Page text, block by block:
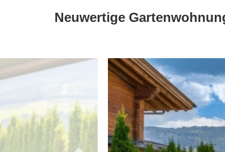
Neuwertige